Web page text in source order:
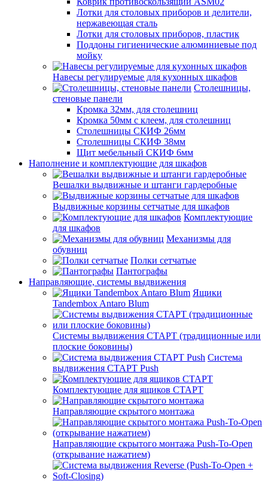
Лотки для столовых приборов и делители,
нержавеющая сталь
Лотки для столовых приборов, пластик
Поддоны гигиенические алюминиевые под
мойку
Навесы регулируемые для кухонных шкафов
Столешницы,
стеновые панели
Кромка 32мм, для столешниц
Кромка 50мм с клеем, для столешниц
Столешницы СКИФ 26мм
Столешницы СКИФ 38мм
Щит мебельный СКИФ 6мм
Наполнение и комплектующие для шкафов
Вешалки выдвижные и штанги гардеробные
Выдвижные корзины сетчатые для шкафов
Комплектующие
для шкафов
Механизмы для
обувниц
Полки сетчатые
Пантографы
Направляющие, системы выдвижения
Ящики
Tandembox Antaro Blum
Системы выдвижения СТАРТ (традиционные или
плоские боковины)
Система
выдвижения СТАРТ Push
Комплектующие для ящиков СТАРТ
Направляющие скрытого монтажа
Направляющие скрытого монтажа Push-To-Open
(открывание нажатием)